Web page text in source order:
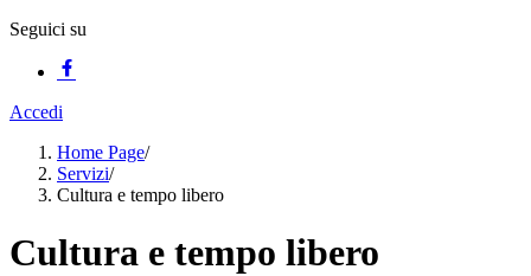
Seguici su
Accedi
Home Page/
Servizi/
Cultura e tempo libero
Cultura e tempo libero